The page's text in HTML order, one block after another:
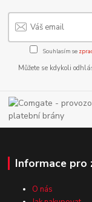
Souhlasím se
Můžete se kdykoli
Informace pro
O nás